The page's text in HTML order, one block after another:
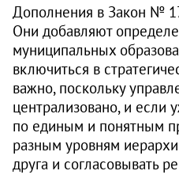
Дополнения в Закон №
Они добавляют
муниципальных
включиться в
важно, поскольку
централизовано, и если
по единым и понятным
разным уровням
друга и согласовывать